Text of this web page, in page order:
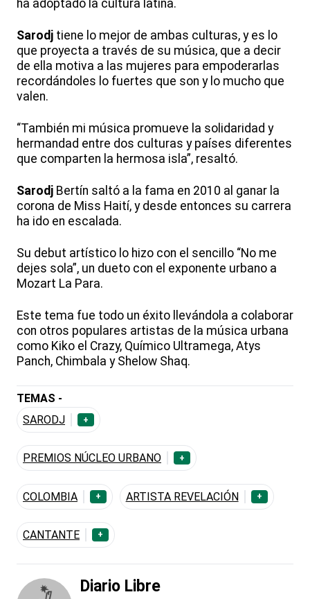
ha adoptado la cultura latina.
Sarodj tiene lo mejor de ambas culturas, y es lo
que proyecta a través de su música, que a decir
de ella motiva a las mujeres para empoderarlas
recordándoles lo fuertes que son y lo mucho que
valen.
“También mi música promueve la solidaridad y
hermandad entre dos culturas y países diferentes
que comparten la hermosa isla”, resaltó.
Sarodj Bertín saltó a la fama en 2010 al ganar la
corona de Miss Haití, y desde entonces su carrera
ha ido en escalada.
Su debut artístico lo hizo con el sencillo “No me
dejes sola”, un dueto con el exponente urbano a
Mozart La Para.
Este tema fue todo un éxito llevándola a colaborar
con otros populares artistas de la música urbana
como Kiko el Crazy, Químico Ultramega, Atys
Panch, Chimbala y Shelow Shaq.
TEMAS -
SARODJ
+
PREMIOS NÚCLEO URBANO +
COLOMBIA + ARTISTA REVELACIÓN +
CANTANTE +
Diario Libre